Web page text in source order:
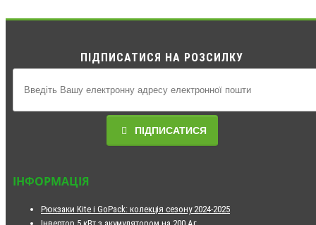
ПІДПИСАТИСЯ НА РОЗСИЛКУ
ПІДПИСАТИСЯ
ІНФОРМАЦІЯ
Рюкзаки Kite і GoPack: колекція сезону 2024-2025